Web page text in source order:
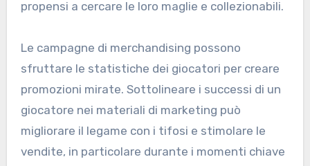
propensi a cercare le loro maglie e collezionabili.
Le campagne di merchandising possono
sfruttare le statistiche dei giocatori per creare
promozioni mirate. Sottolineare i successi di un
giocatore nei materiali di marketing può
migliorare il legame con i tifosi e stimolare le
vendite, in particolare durante i momenti chiave